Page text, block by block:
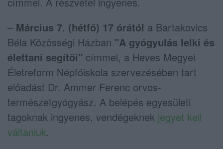
– Március 7. (hétfő) 17 órától a Bartakovics
Béla Közösségi Házban "A gyógyulás lelki és
élettani segítői" címmel, a Heves Megyei
Életreform Népfőiskola szervezésében tart
előadást Dr. Ammer Ferenc orvos-
természetgyógyász. A belépés egyesületi
tagoknak ingyenes, vendégeknek jegyet kell
váltaniuk.